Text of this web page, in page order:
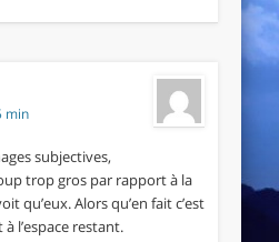
min
subjectives,
trop gros par rapport à la
qu’eux. Alors qu’en fait c’est
l’espace restant.